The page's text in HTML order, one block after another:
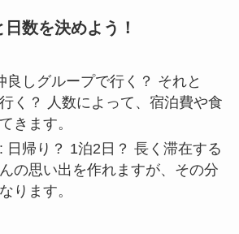
数を決めよう！
良しグループで行く？ それと
く？ 人数によって、宿泊費や食
きます。
: 日帰り？ 1泊2日？ 長く滞在する
の思い出を作れますが、その分
ります。